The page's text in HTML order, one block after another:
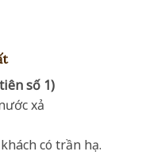
số 1)
xả
có trần hạ.